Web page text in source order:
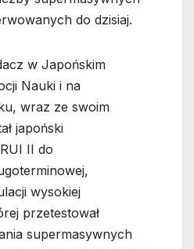
do dzisiaj.
w Japońskim
Nauki i na
wraz ze swoim
japoński
II do
wysokiej
przetestował
supermasywnych